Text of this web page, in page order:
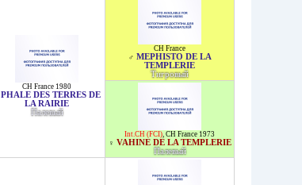
CH France 1980
PHALE DES TERRES DE
LA RAIRIE
Палевый
CH France
♂ MEPHISTO DE LA
TEMPLERIE
Тигровый
Int.CH (FCI), CH France 1973
♀ VAHINE DE LA TEMPLERIE
Палевый